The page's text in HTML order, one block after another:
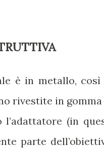
è in metallo,
rivestite in
l’adattatore (in
parte